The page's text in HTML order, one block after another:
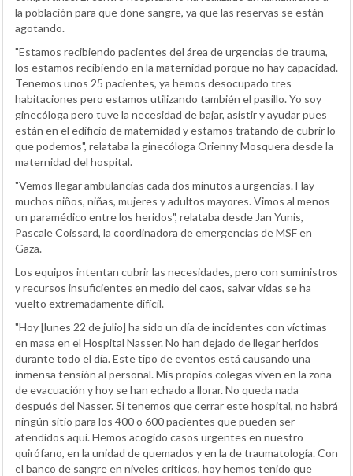
la población para que done sangre, ya que las reservas se están
agotando.
"Estamos recibiendo pacientes del área de urgencias de trauma,
los estamos recibiendo en la maternidad porque no hay capacidad.
Tenemos unos 25 pacientes, ya hemos desocupado tres
habitaciones pero estamos utilizando también el pasillo. Yo soy
ginecóloga pero tuve la necesidad de bajar, asistir y ayudar pues
están en el edificio de maternidad y estamos tratando de cubrir lo
que podemos", relataba la ginecóloga Orienny Mosquera desde la
maternidad del hospital.
"Vemos llegar ambulancias cada dos minutos a urgencias. Hay
muchos niños, niñas, mujeres y adultos mayores. Vimos al menos
un paramédico entre los heridos", relataba desde Jan Yunis,
Pascale Coissard, la coordinadora de emergencias de MSF en
Gaza.
Los equipos intentan cubrir las necesidades, pero con suministros
y recursos insuficientes en medio del caos, salvar vidas se ha
vuelto extremadamente difícil.
"Hoy [lunes 22 de julio] ha sido un día de incidentes con víctimas
en masa en el Hospital Nasser. No han dejado de llegar heridos
durante todo el día. Este tipo de eventos está causando una
inmensa tensión al personal. Mis propios colegas viven en la zona
de evacuación y hoy se han echado a llorar. No queda nada
después del Nasser. Si tenemos que cerrar este hospital, no habrá
ningún sitio para los 400 o 600 pacientes que pueden ser
atendidos aquí. Hemos acogido casos urgentes en nuestro
quirófano, en la unidad de quemados y en la de traumatología. Con
el banco de sangre en niveles críticos, hoy hemos tenido que